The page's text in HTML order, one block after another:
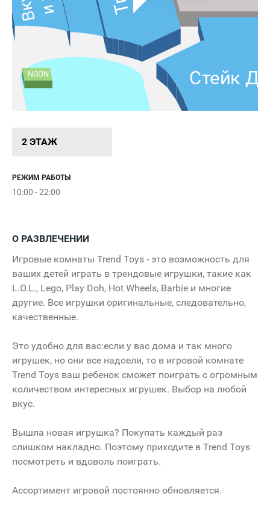
2 ЭТАЖ
РЕЖИМ РАБОТЫ
10:00 - 22:00
MarkFormelle O'STIN
Стейк
Чехол.ПРО
NGON
О РАЗВЛЕЧЕНИИ
Игровые комнаты Trend Toys - это возможность для
ваших детей играть в трендовые игрушки, такие как
L.O.L., Lego, Play Doh, Hot Wheels, Barbie и многие
другие. Все игрушки оригинальные, следовательно,
качественные.
Это удобно для вас:если у вас дома и так много
игрушек, но они все надоели, то в игровой комнате
Trend Toys ваш ребенок сможет поиграть с огромным
количеством интересных игрушек. Выбор на любой
вкус.
Вышла новая игрушка? Покупать каждый раз
слишком накладно. Поэтому приходите в Trend Toys
посмотреть и вдоволь поиграть.
Ассортимент игровой постоянно обновляется.